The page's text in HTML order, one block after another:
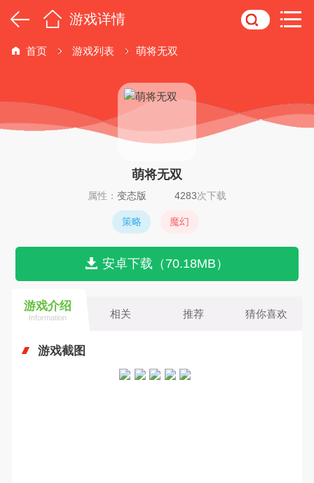
游戏详情
首页 游戏列表 萌将无双
萌将无双
属性： 变态版 4283次下载
策略 魔幻
安卓下载（70.18MB）
游戏介绍
Information 相关 推荐 猜你喜欢
游戏截图